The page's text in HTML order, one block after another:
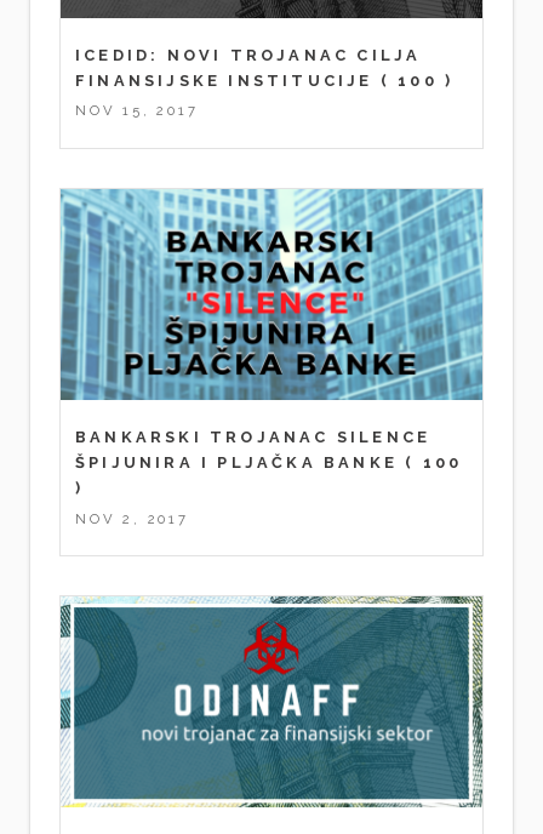
ICEDID: NOVI TROJANAC CILJA
FINANSIJSKE INSTITUCIJE
( 100 )
NOV 15, 2017
BANKARSKI TROJANAC SILENCE
ŠPIJUNIRA I PLJAČKA BANKE
( 100
)
NOV 2, 2017